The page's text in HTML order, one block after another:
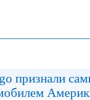
признали